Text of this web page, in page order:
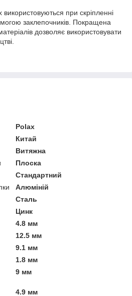
використовуються при скріпленні
заклепочників. Покращена
дозволяє використовувати
Polax
Китай
Витяжна
Плоска
Стандартний
Алюміній
Сталь
Цинк
4.8 мм
12.5 мм
9.1 мм
1.8 мм
9 мм
4.9 мм